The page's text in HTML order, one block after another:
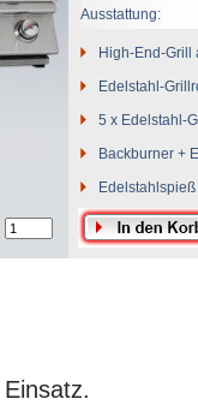
Ausstattung:
High-End-Grill
Edelstahl-
5 x Edelstahl-
Backburner +
Edelstahl-